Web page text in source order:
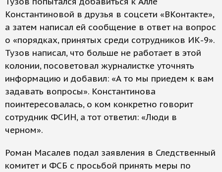
Константиновой в друзья в соцсети «ВКонтакте»,
а затем написал ей сообщение в ответ на вопрос
о «порядках, принятых среди сотрудников ИК-9».
Тузов написал, что больше не работает в этой
колонии, посоветовал журналистке уточнять
информацию и добавил: «А то мы приедем к вам
задавать вопросы». Константинова
поинтересовалась, о ком конкретно говорит
сотрудник ФСИН, а тот ответил: «Люди в
черном».
Роман Масалев подал заявления в Следственный
комитет и ФСБ с просьбой принять меры по